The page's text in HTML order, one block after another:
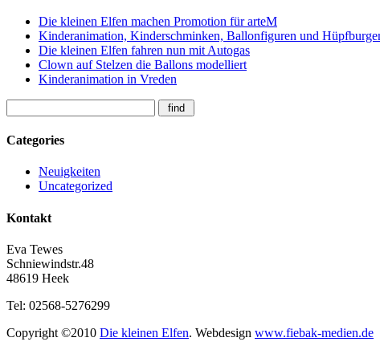
Die kleinen Elfen machen Promotion für arteM
Kinderanimation, Kinderschminken, Ballonfiguren und
Die kleinen Elfen fahren nun mit Autogas
Clown auf Stelzen die Ballons modelliert
Kinderanimation in Vreden
Categories
Neuigkeiten
Uncategorized
Kontakt
Eva Tewes
Schniewindstr.48
48619 Heek
Tel: 02568-5276299
Copyright ©2010 Die kleinen Elfen. Webdesign www.fiebak-medien.de